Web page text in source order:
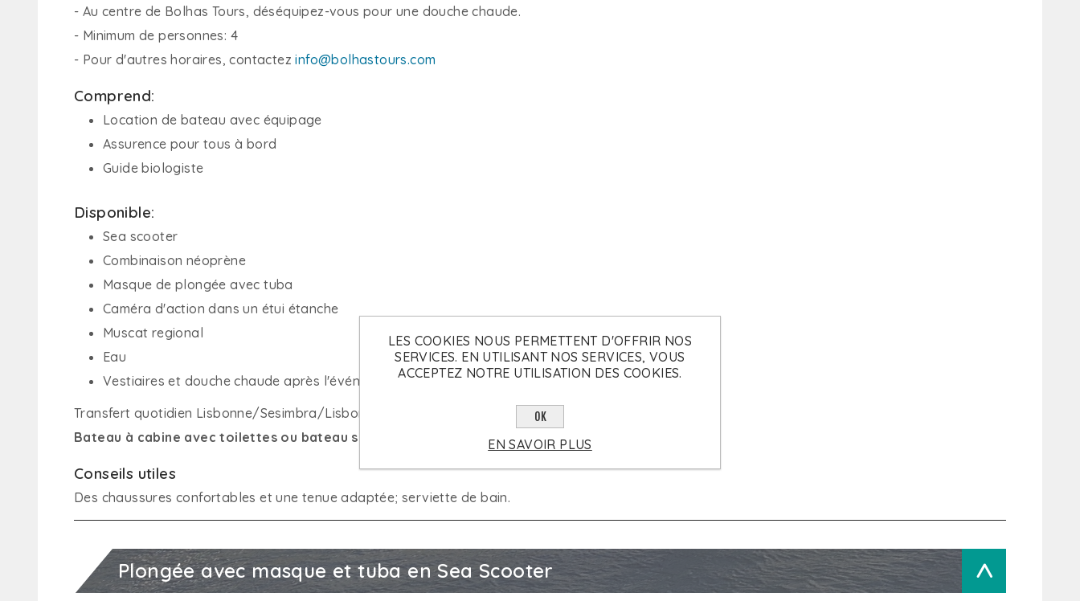
- Au centre de Bolhas Tours, déséquipez-vous pour une douche chaude.
- Minimum de personnes: 4
- Pour d'autres horaires, contactezinfo@bolhastours.com
Comprend:
Location de bateau avec équipage
Assurence pour tous à bord
Guide biologiste
Disponible:
Sea scooter
Combinaison néoprène
Masque de plongée avec tuba
Caméra d'action dans un étui étanche
Muscat regional
Eau
Vestiaires et douche chaude après l'événement
Transfert quotidien Lisbonne/Sesimbra/Lisbonne:
à partir de 29€ par personne
Bateau à cabine avec toilettes ou bateau semi-rigide
Conseils utiles
Des chaussures confortables et une tenue adaptée; serviette de bain.
Plongée avec masque et tuba en Sea Scooter >
LES COOKIES NOUS PERMETTENT D'OFFRIR NOS
SERVICES. EN UTILISANT NOS SERVICES, VOUS
ACCEPTEZ NOTRE UTILISATION DES COOKIES.
OK
EN SAVOIR PLUS